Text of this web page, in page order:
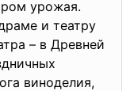
урожая.
и театру
– в Древней
виноделия,